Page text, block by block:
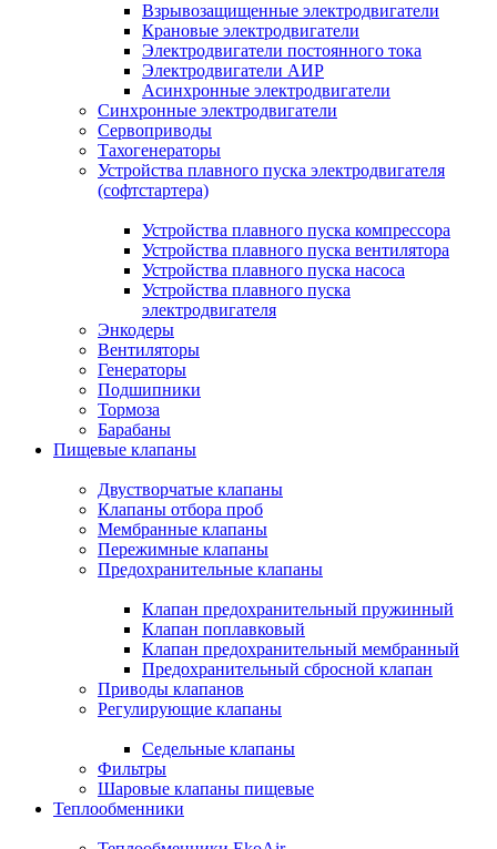
Взрывозащищенные электродвигатели
Крановые электродвигатели
Электродвигатели постоянного тока
Электродвигатели АИР
Асинхронные электродвигатели
Синхронные электродвигатели
Сервоприводы
Тахогенераторы
Устройства плавного пуска электродвигателя
(софтстартера)
Устройства плавного пуска компрессора
Устройства плавного пуска вентилятора
Устройства плавного пуска насоса
Устройства плавного пуска
электродвигателя
Энкодеры
Вентиляторы
Генераторы
Подшипники
Тормоза
Барабаны
Пищевые клапаны
Двустворчатые клапаны
Клапаны отбора проб
Мембранные клапаны
Пережимные клапаны
Предохранительные клапаны
Клапан предохранительный пружинный
Клапан поплавковый
Клапан предохранительный мембранный
Предохранительный сбросной клапан
Приводы клапанов
Регулирующие клапаны
Седельные клапаны
Фильтры
Шаровые клапаны пищевые
Теплообменники